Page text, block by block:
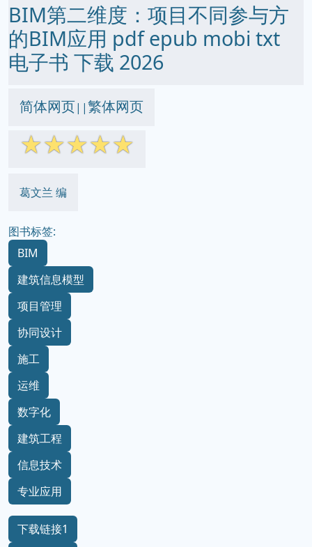
BIM第二维度：项目不同参与方
的BIM应用 pdf epub mobi txt
电子书 下载 2026
简体网页||繁体网页
☆☆☆☆☆
葛文兰 编
图书标签:
BIM
建筑信息模型
项目管理
协同设计
施工
运维
数字化
建筑工程
信息技术
专业应用
下载链接1